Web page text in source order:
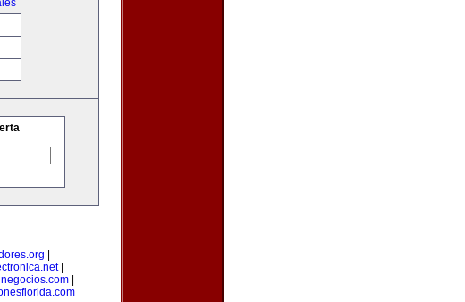
|
|